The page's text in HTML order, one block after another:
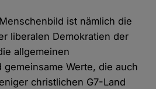
ist nämlich die
liberalen Demokratien der
allgemeinen
Werte, die auch
christlichen G7-Land